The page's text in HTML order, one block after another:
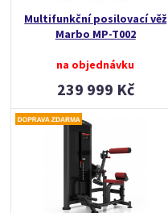
Multifunkční posilovací věž
Marbo MP-T002
na objednávku
239 999 Kč